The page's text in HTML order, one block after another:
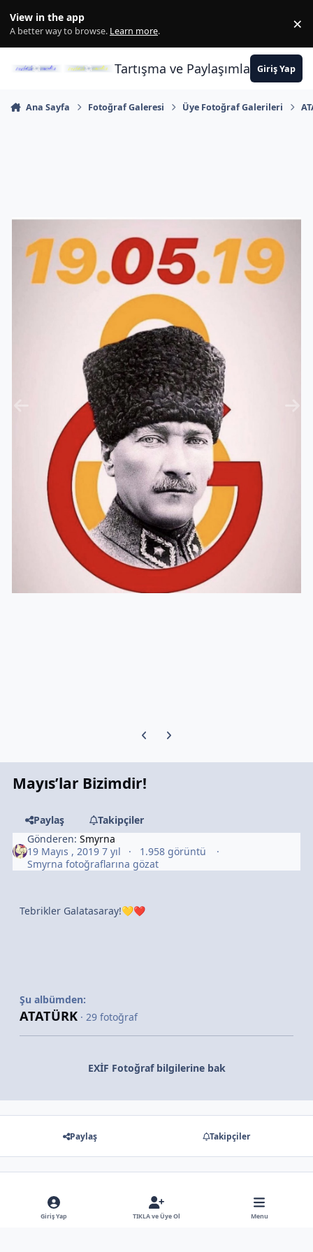
View in the app
A better way to browse. Learn more. ×
Tartışma ve PaylaşımlarınGiriş Yap
Ana Sayfa Fotoğraf Galeresi Üye Fotoğraf Galerileri
Previous carousel slide
Next carousel slide
Mayıs’lar Bizimdir!
Paylaş
Takipçiler
Gönderen:Smyrna
19 Mayıs , 20197 yıl
1.958 görüntü
Smyrna fotoğraflarına gözat
Tebrikler Galatasaray!💛❤️
Şu albümden:
ATATÜRK · 29 fotoğraf
EXİF Fotoğraf bilgilerine bak
Paylaş Takipçiler
Gösterilecek hiç bir yorum yok
Giriş Yap TIKLA ve Üye Ol Menu